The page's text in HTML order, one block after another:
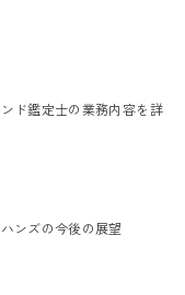
ド鑑定士の業務内容を詳
ンズの今後の展望